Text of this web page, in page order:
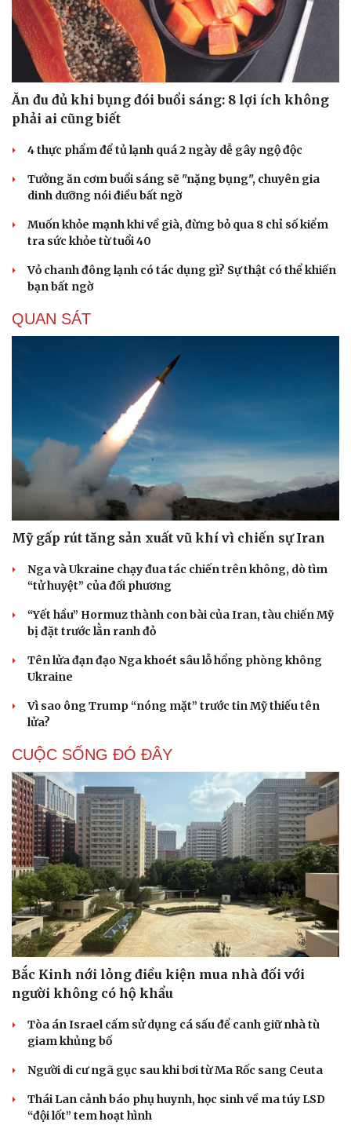
Du lịch
Săn Tour
check-in
Podcast
Câu chuyện thời sự
Đọc truyện đêm khuya
Cửa sổ tình yêu
Hạt giống tâm hồn
Ăn đu đủ khi bụng đói buổi sáng: 8 lợi ích không
phải ai cũng biết
4 thực phẩm để tủ lạnh quá 2 ngày dễ gây ngộ độc
Tưởng ăn cơm buổi sáng sẽ "nặng bụng", chuyên gia
dinh dưỡng nói điều bất ngờ
Muốn khỏe mạnh khi về già, đừng bỏ qua 8 chỉ số kiểm
tra sức khỏe từ tuổi 40
Vỏ chanh đông lạnh có tác dụng gì? Sự thật có thể khiến
bạn bất ngờ
QUAN SÁT
Mỹ gấp rút tăng sản xuất vũ khí vì chiến sự Iran
Nga và Ukraine chạy đua tác chiến trên không, dò tìm
“tử huyệt” của đối phương
“Yết hầu” Hormuz thành con bài của Iran, tàu chiến Mỹ
bị đặt trước lằn ranh đỏ
Tên lửa đạn đạo Nga khoét sâu lỗ hổng phòng không
Ukraine
Vì sao ông Trump “nóng mặt” trước tin Mỹ thiếu tên
lửa?
CUỘC SỐNG ĐÓ ĐÂY
Bắc Kinh nới lỏng điều kiện mua nhà đối với
người không có hộ khẩu
Tòa án Israel cấm sử dụng cá sấu để canh giữ nhà tù
giam khủng bố
Người di cư ngã gục sau khi bơi từ Ma Rốc sang Ceuta
Thái Lan cảnh báo phụ huynh, học sinh về ma túy LSD
“đội lốt” tem hoạt hình